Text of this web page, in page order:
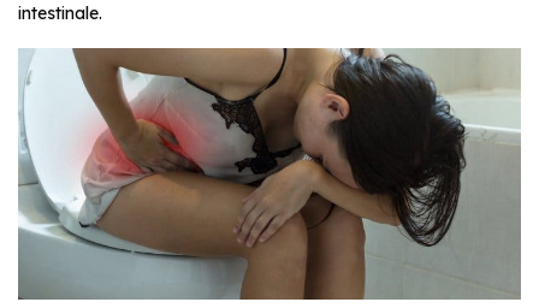
intestinale.